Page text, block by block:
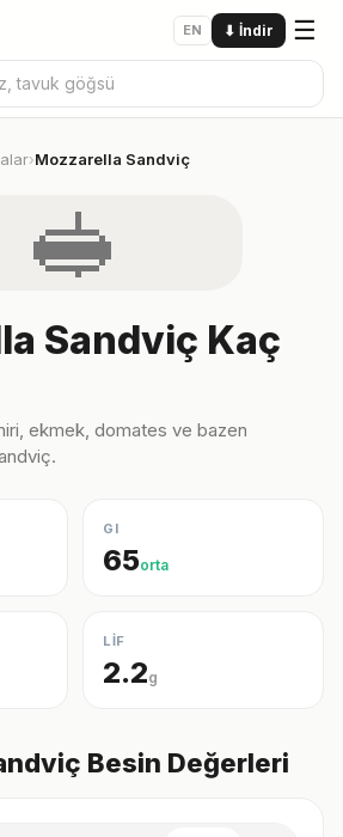
EN ⬇ İndir ☰
›Mozzarella Sandviç
🥪
Sandviç Kaç
ekmek, domates ve bazen
GI
65orta
LİF
2.2g
Besin Değerleri